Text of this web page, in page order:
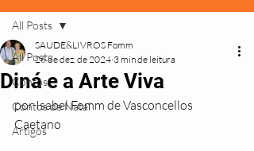
All Posts
Contos
Contos de Natal
Artigos
All Posts
Diná e a Arte Viva
SAUDE&LIVROS Fomm
26 de dez. de 2024 3 min de leitura
por Isabel Fomm de Vasconcellos
Caetano